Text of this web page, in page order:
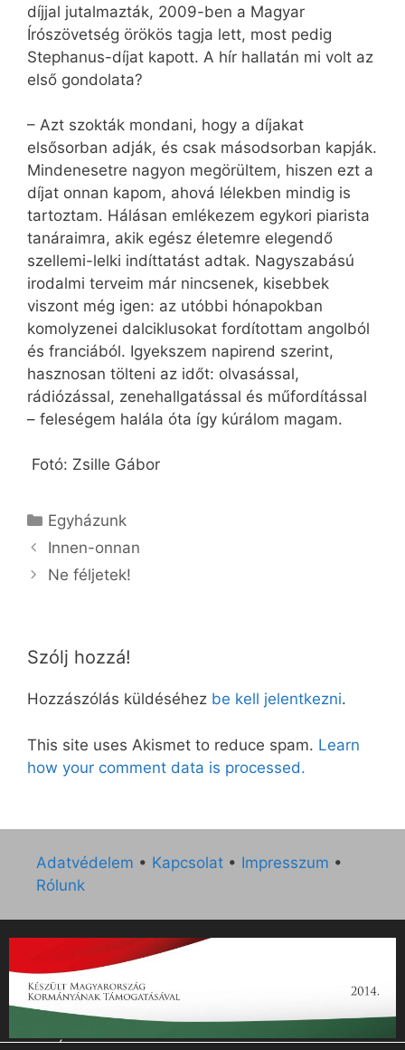
díjjal jutalmazták, 2009-ben a Magyar
Írószövetség örökös tagja lett, most pedig
Stephanus-díjat kapott. A hír hallatán mi volt az
első gondolata?
– Azt szokták mondani, hogy a díjakat
elsősorban adják, és csak másodsorban kapják.
Mindenesetre nagyon megörültem, hiszen ezt a
díjat onnan kapom, ahová lélekben mindig is
tartoztam. Hálásan emlékezem egykori piarista
tanáraimra, akik egész életemre elegendő
szellemi-lelki indíttatást adtak. Nagyszabású
irodalmi terveim már nincsenek, kisebbek
viszont még igen: az utóbbi hónapokban
komolyzenei dalciklusokat fordítottam angolból
és franciából. Igyekszem napirend szerint,
hasznosan tölteni az időt: olvasással,
rádiózással, zenehallgatással és műfordítással
– feleségem halála óta így kúrálom magam.
Fotó: Zsille Gábor
Kategória
Egyházunk
Innen-onnan
Ne féljetek!
Szólj hozzá!
Hozzászólás küldéséhez be kell jelentkezni.
This site uses Akismet to reduce spam. Learn
how your comment data is processed.
Adatvédelem • Kapcsolat • Impresszum •
Rólunk